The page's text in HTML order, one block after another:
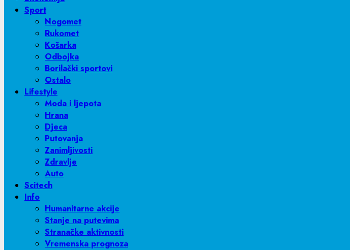
Sport
Nogomet
Rukomet
Košarka
Odbojka
Borilački sportovi
Ostalo
Lifestyle
Moda i ljepota
Hrana
Djeca
Putovanja
Zanimljivosti
Zdravlje
Auto
Scitech
Info
Humanitarne akcije
Stanje na putevima
Stranačke aktivnosti
Vremenska prognoza